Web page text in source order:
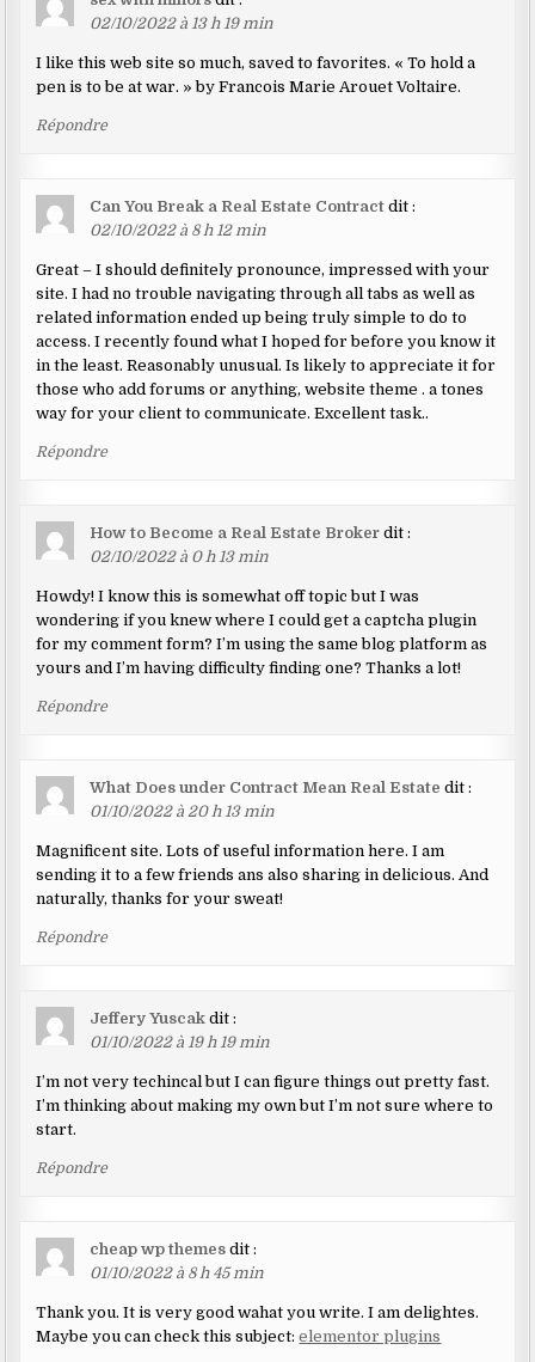
02/10/2022 à 13 h 19 min
I like this web site so much, saved to favorites. « To hold a
pen is to be at war. » by Francois Marie Arouet Voltaire.
Répondre
Can You Break a Real Estate Contract dit :
02/10/2022 à 8 h 12 min
Great – I should definitely pronounce, impressed with your
site. I had no trouble navigating through all tabs as well as
related information ended up being truly simple to do to
access. I recently found what I hoped for before you know it
in the least. Reasonably unusual. Is likely to appreciate it for
those who add forums or anything, website theme . a tones
way for your client to communicate. Excellent task..
Répondre
How to Become a Real Estate Broker dit :
02/10/2022 à 0 h 13 min
Howdy! I know this is somewhat off topic but I was
wondering if you knew where I could get a captcha plugin
for my comment form? I’m using the same blog platform as
yours and I’m having difficulty finding one? Thanks a lot!
Répondre
What Does under Contract Mean Real Estate dit :
01/10/2022 à 20 h 13 min
Magnificent site. Lots of useful information here. I am
sending it to a few friends ans also sharing in delicious. And
naturally, thanks for your sweat!
Répondre
Jeffery Yuscak dit :
01/10/2022 à 19 h 19 min
I’m not very techincal but I can figure things out pretty fast.
I’m thinking about making my own but I’m not sure where to
start.
Répondre
cheap wp themes dit :
01/10/2022 à 8 h 45 min
Thank you. It is very good wahat you write. I am delightes.
Maybe you can check this subject:elementor plugins